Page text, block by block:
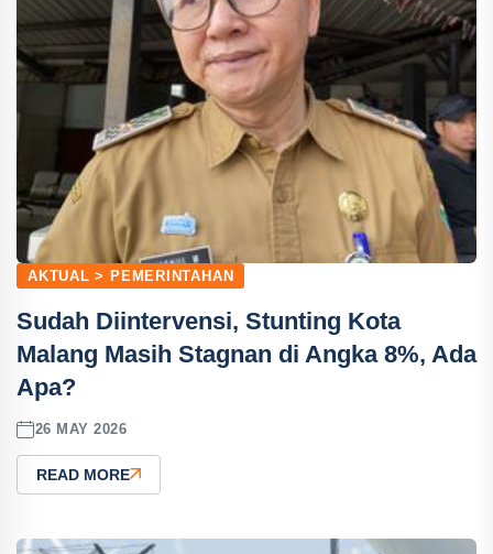
AKTUAL > PEMERINTAHAN
Sudah Diintervensi, Stunting Kota
Malang Masih Stagnan di Angka 8%, Ada
Apa?
26 MAY 2026
READ MORE